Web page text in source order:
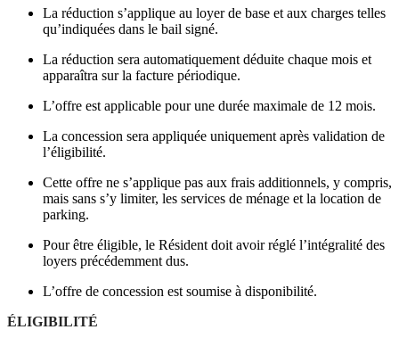
La réduction s’applique au loyer de base et aux charges telles
qu’indiquées dans le bail signé.
La réduction sera automatiquement déduite chaque mois et
apparaîtra sur la facture périodique.
L’offre est applicable pour une durée maximale de 12 mois.
La concession sera appliquée uniquement après validation de
l’éligibilité.
Cette offre ne s’applique pas aux frais additionnels, y compris,
mais sans s’y limiter, les services de ménage et la location de
parking.
Pour être éligible, le Résident doit avoir réglé l’intégralité des
loyers précédemment dus.
L’offre de concession est soumise à disponibilité.
ÉLIGIBILITÉ